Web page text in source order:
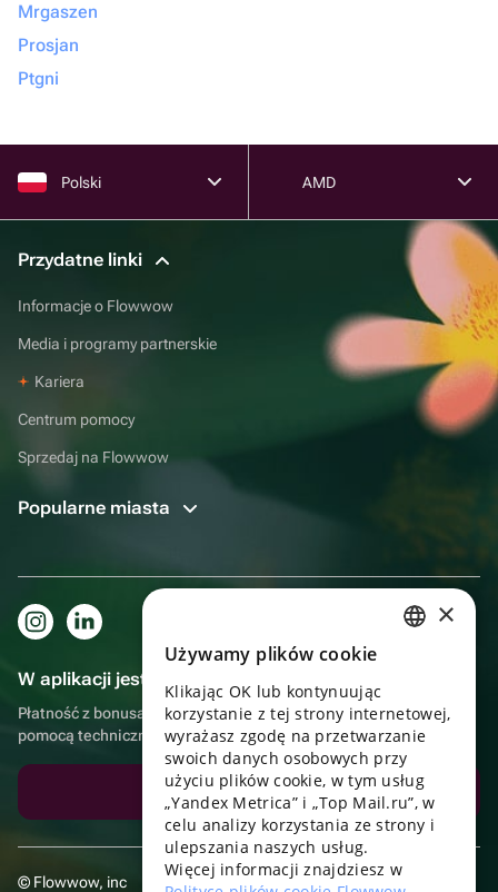
Mrgaszen
Prosjan
Ptgni
Polski AMD
Przydatne linki
Informacje o Flowwow
Media i programy partnerskie
Kariera
Centrum pomocy
Sprzedaj na Flowwow
Popularne miasta
W aplikacji jest to jeszcze wygodniejsze!
Płatność z bonusami, samodzielna dostawa, wygodny czat z
pomocą techniczną
Pobierz aplikację
© Flowwow, inc
UKRAINIAN
PORTUGUESE
SPANISH
×
Używamy plików cookie
Klikając OK lub kontynuując
korzystanie z tej strony internetowej,
wyrażasz zgodę na przetwarzanie
swoich danych osobowych przy
użyciu plików cookie, w tym usług
„Yandex Metrica” i „Top Mail.ru”, w
celu analizy korzystania ze strony i
ulepszania naszych usług.
Więcej informacji znajdziesz w